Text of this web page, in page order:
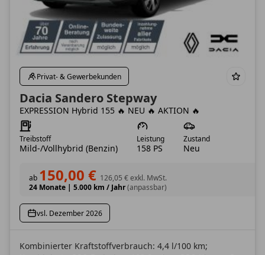
Privat- & Gewerbekunden
Dacia Sandero Stepway
EXPRESSION Hybrid 155 🔥 NEU 🔥 AKTION 🔥
Treibstoff
Mild-/Vollhybrid (Benzin)
Leistung
158 PS
Zustand
Neu
ab 150,00 € 126,05 €exkl. MwSt.
24 Monate | 5.000 km / Jahr(anpassbar)
vsl. Dezember 2026
Kombinierter Kraftstoffverbrauch: 4,4 l/100 km;